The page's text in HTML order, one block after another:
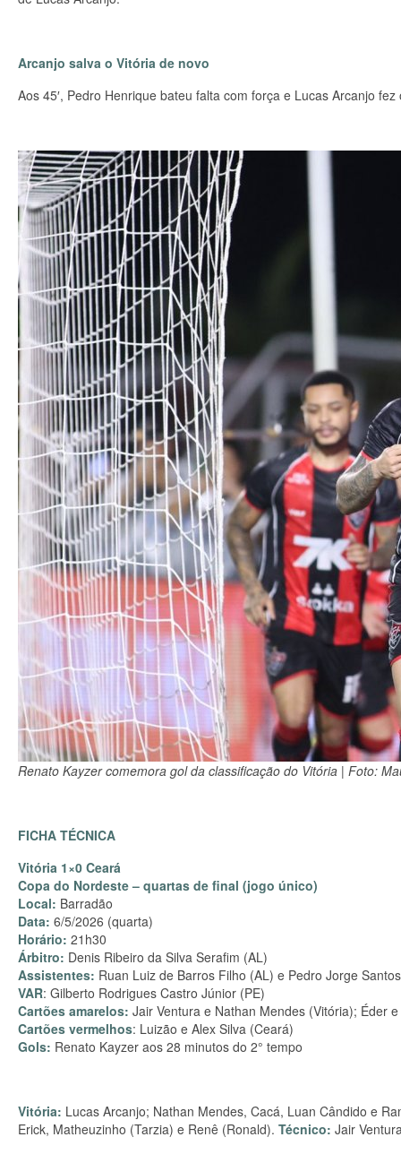
Arcanjo salva o Vitória de novo
Aos 45′, Pedro Henrique bateu falta com força e Lucas Arcanjo
Renato Kayzer comemora gol da classificação do Vitória | Foto:
FICHA TÉCNICA
Vitória 1×0 Ceará
Copa do Nordeste – quartas de final (jogo único)
Local: Barradão
Data: 6/5/2026 (quarta)
Horário: 21h30
Árbitro: Denis Ribeiro da Silva Serafim (AL)
Assistentes: Ruan Luiz de Barros Filho (AL) e Pedro Jorge
VAR: Gilberto Rodrigues Castro Júnior (PE)
Cartões amarelos: Jair Ventura e Nathan Mendes (Vitória); Éder
Cartões vermelhos: Luizão e Alex Silva (Ceará)
Gols: Renato Kayzer aos 28 minutos do 2° tempo
Vitória: Lucas Arcanjo; Nathan Mendes, Cacá, Luan Cândido e
Erick, Matheuzinho (Tarzia) e Renê (Ronald). Técnico: Jair